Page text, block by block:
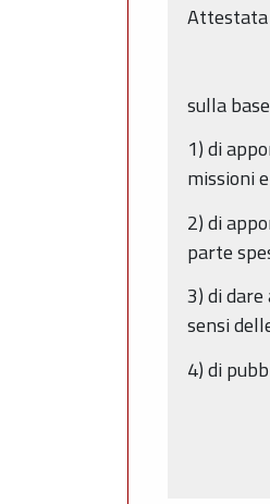
sulla
1) di
missioni
2) di
parte
3) di
sensi
4) di